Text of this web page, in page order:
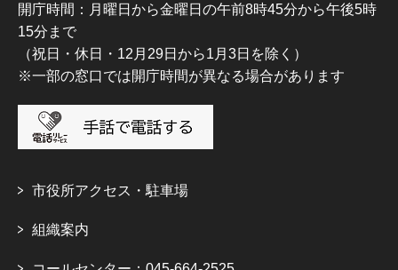
開庁時間：月曜日から金曜日の午前8時45分から午後5時
15分まで
（祝日・休日・12月29日から1月3日を除く）
※一部の窓口では開庁時間が異なる場合があります
市役所アクセス・駐車場
組織案内